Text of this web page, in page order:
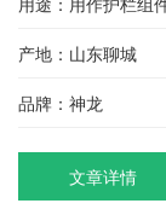
产地：山东聊城
品牌：神龙
文章详情